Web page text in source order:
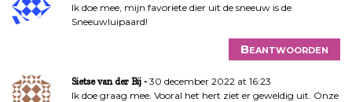
Ik doe mee, mijn favoriete dier uit de sneeuw is de
Sneeuwluipaard!
Beantwoorden
Sietse van der Bij
30 december 2022 at 16:23
Ik doe graag mee. Vooral het hert ziet er geweldig uit. Onze